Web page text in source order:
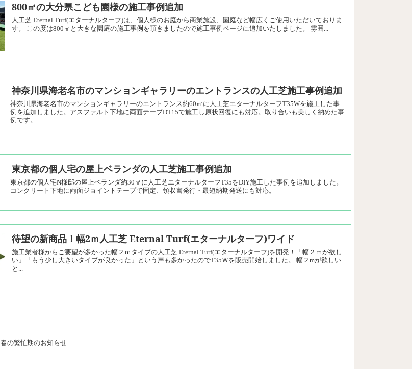
800㎡の大分県こども園様の施工事例追加
人工芝 Eternal Turf(エターナルターフ)は、個人様のお庭から商業施設、園庭など幅広くご使用いただいておりま
す。 この度は800㎡と大きな園庭の施工事例を頂きましたので施工事例ページに追加いたしました。 雰囲...
神奈川県海老名市のマンションギャラリーのエントランスの人工芝施工事例追加
神奈川県海老名市のマンションギャラリーのエントランス約60㎡に人工芝エターナルターフT35Wを施工した事
例を追加しました。アスファルト下地に両面テープDT15で施工し原状回復にも対応。取り合いも美しく納めた事
例です。
東京都の個人宅の屋上ベランダの人工芝施工事例追加
東京都の個人宅N様邸の屋上ベランダ約30㎡に人工芝エターナルターフT35をDIY施工した事例を追加しました。
コンクリート下地に両面ジョイントテープで固定、領収書発行・最短納期発送にも対応。
待望の新商品！幅2ｍ人工芝 Eternal Turf(エターナルターフ)ワイド
施工業者様からご要望が多かった幅２ｍタイプの人工芝 Eternal Turf(エターナルターフ)を開発！「幅２ｍが欲し
い」「もう少し大きいタイプが良かった」という声も多かったのでT35Ｗを販売開始しました。 幅２mが欲しい
と...
春の繁忙期のお知らせ